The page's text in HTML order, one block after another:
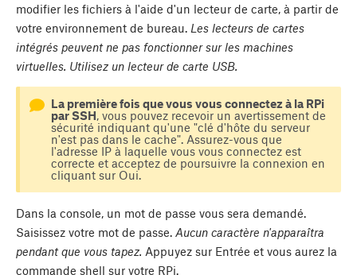
modifier les fichiers à l'aide d'un lecteur de carte, à partir de
votre environnement de bureau. Les lecteurs de cartes
intégrés peuvent ne pas fonctionner sur les machines
virtuelles. Utilisez un lecteur de carte USB.
La première fois que vous vous connectez à la RPi
par SSH , vous pouvez recevoir un avertissement de
sécurité indiquant qu'une "clé d'hôte du serveur
n'est pas dans le cache". Assurez-vous que
l'adresse IP à laquelle vous vous connectez est
correcte et acceptez de poursuivre la connexion en
cliquant sur Oui.
Dans la console, un mot de passe vous sera demandé.
Saisissez votre mot de passe. Aucun caractère n'apparaîtra
pendant que vous tapez. Appuyez sur Entrée et vous aurez la
commande shell sur votre RPi.